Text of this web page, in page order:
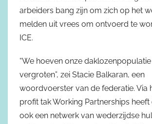
arbeiders bang zijn om zich op het
melden uit vrees om ontvoerd te
ICE.
“We hoeven onze
vergroten”, zei Stacie Balkaran, een
woordvoerster van de federatie. Via
profit tak Working Partnerships
ook een netwerk van wederzijdse